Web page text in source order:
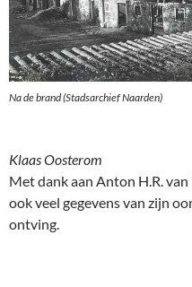
Na de brand (Stadsarchief Naarden)
Klaas Oosterom
Met dank aan Anton H.R.
ook veel gegevens van zijn
ontving.